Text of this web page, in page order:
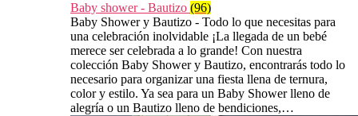
Baby shower - Bautizo (96)
Baby Shower y Bautizo - Todo lo que necesitas para
una celebración inolvidable ¡La llegada de un bebé
merece ser celebrada a lo grande! Con nuestra
colección Baby Shower y Bautizo, encontrarás todo lo
necesario para organizar una fiesta llena de ternura,
color y estilo. Ya sea para un Baby Shower lleno de
alegría o un Bautizo lleno de bendiciones,…